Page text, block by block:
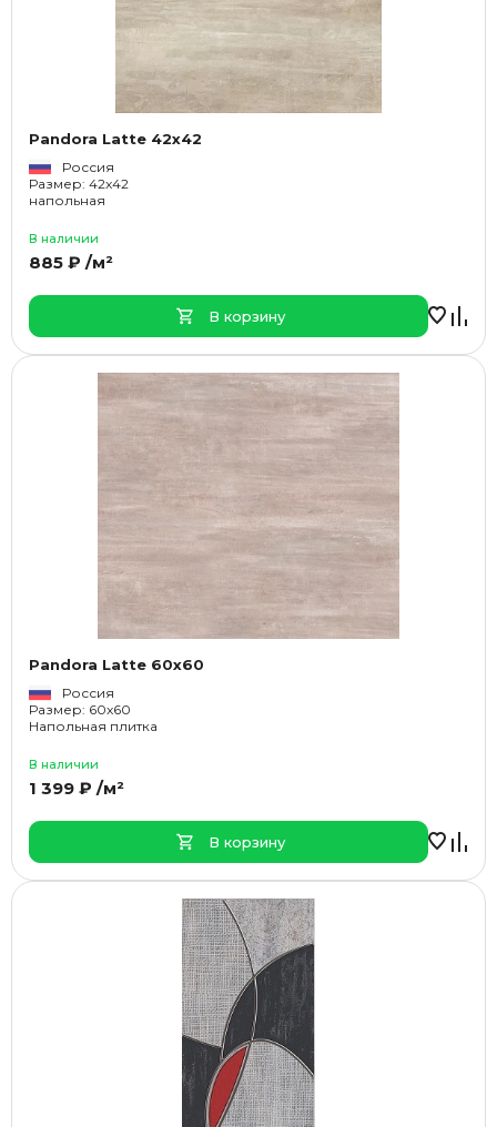
Pandora Latte 42x42
Россия
Размер: 42x42
напольная
В наличии
885 ₽ /м²
В корзину
Pandora Latte 60x60
Россия
Размер: 60x60
Напольная плитка
В наличии
1 399 ₽ /м²
В корзину